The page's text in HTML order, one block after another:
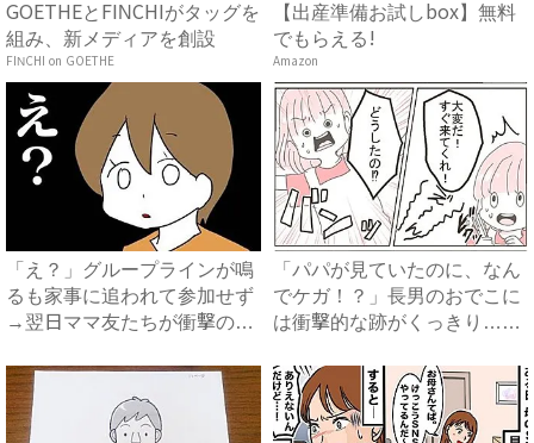
GOETHEとFINCHIがタッグを
組み、新メディアを創設
FINCHI on GOETHE
【出産準備お試しbox】無料
でもらえる!
Amazon
「え？」グループラインが鳴
るも家事に追われて参加せず
→翌日ママ友たちが衝撃の行
「パパが見ていたのに、なん
でケガ！？」長男のおでこに
は衝撃的な跡がくっきり…！